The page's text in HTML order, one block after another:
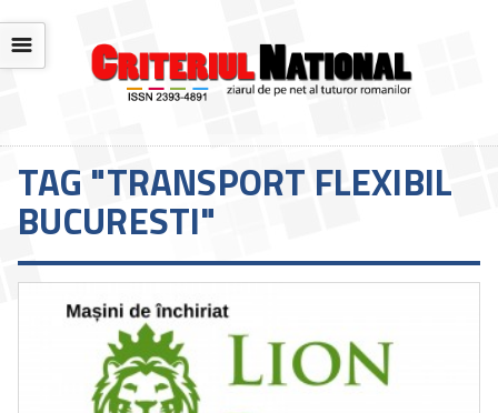
☰
TAG "TRANSPORT FLEXIBIL
BUCURESTI"